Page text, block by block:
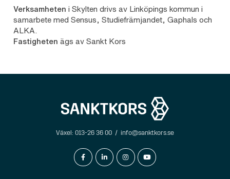
Verksamheten i Skylten drivs av Linköpings kommun i
samarbete med Sensus, Studiefrämjandet, Gaphals och
ALKA.
Fastigheten ägs av Sankt Kors
Växel: 013-26 36 00 / info@sanktkors.se
facebook-flinkedin-ininstagramyoutube